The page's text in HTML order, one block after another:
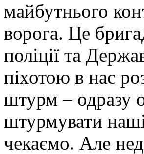
майбутнього
ворога. Це
поліції та
піхотою в нас
штурм – одразу
штурмувати наші
чекаємо. Але